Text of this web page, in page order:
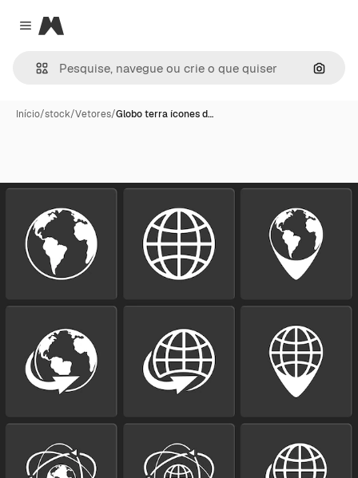
Close menu
Magnific
Início/stock/Vetores/Globo terra ícones d…